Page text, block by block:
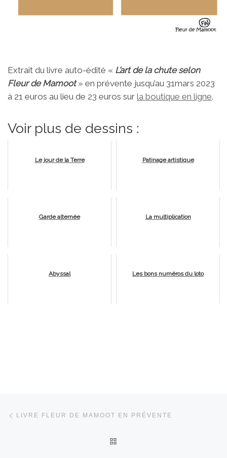
Extrait du livre auto-édité « L’art de la chute selon
Fleur de Mamoot» en prévente jusqu’au 31mars 2023
à 21 euros au lieu de 23 euros sur la boutique en ligne.
Voir plus de dessins :
Le jour de la Terre Patinage artistique
Garde alternée La multiplication
Abyssal Les bons numéros du loto
Parcourir les articles
LIVRE FLEUR DE MAMOOT EN PRÉVENTE